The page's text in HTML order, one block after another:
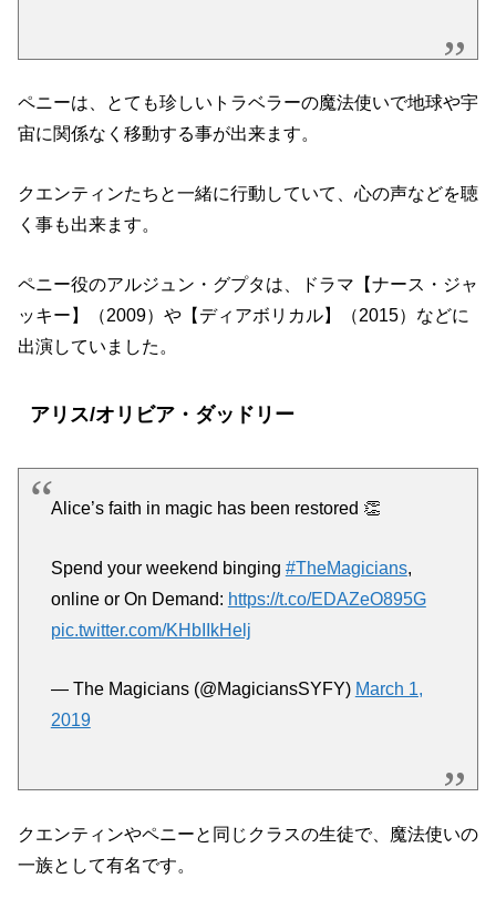
ペニーは、とても珍しいトラベラーの魔法使いで地球や宇
宙に関係なく移動する事が出来ます。
クエンティンたちと一緒に行動していて、心の声などを聴
く事も出来ます。
ペニー役のアルジュン・グプタは、ドラマ【ナース・ジャ
ッキー】（2009）や【ディアボリカル】（2015）などに
出演していました。
アリス/オリビア・ダッドリー
Alice’s faith in magic has been restored 👏
Spend your weekend binging #TheMagicians,
online or On Demand: https://t.co/EDAZeO895G
pic.twitter.com/KHbIIkHelj
— The Magicians (@MagiciansSYFY) March 1,
2019
クエンティンやペニーと同じクラスの生徒で、魔法使いの
一族として有名です。